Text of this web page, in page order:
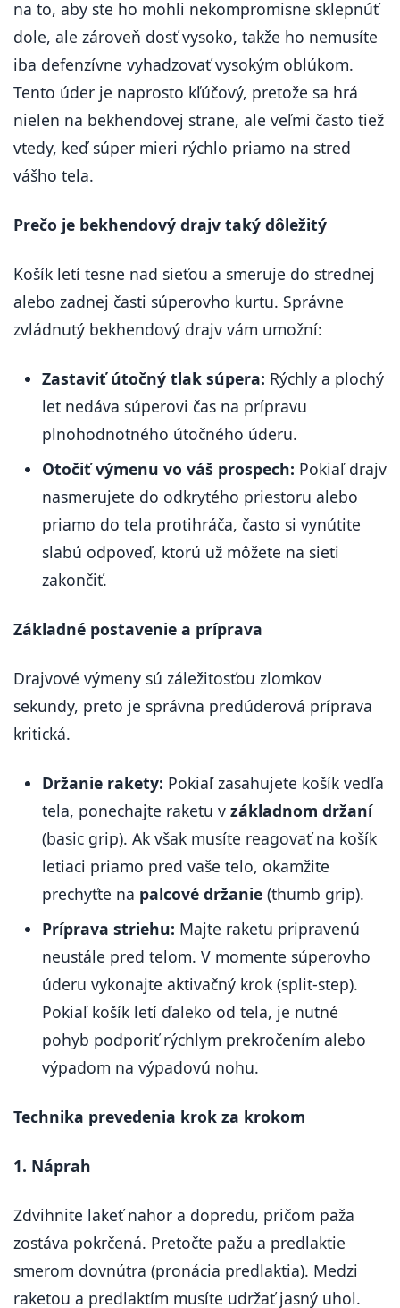
na to, aby ste ho mohli nekompromisne sklepnúť
dole, ale zároveň dosť vysoko, takže ho nemusíte
iba defenzívne vyhadzovať vysokým oblúkom.
Tento úder je naprosto kľúčový, pretože sa hrá
nielen na bekhendovej strane, ale veľmi často tiež
vtedy, keď súper mieri rýchlo priamo na stred
vášho tela.
Prečo je bekhendový drajv taký dôležitý
Košík letí tesne nad sieťou a smeruje do strednej
alebo zadnej časti súperovho kurtu. Správne
zvládnutý bekhendový drajv vám umožní:
Zastaviť útočný tlak súpera: Rýchly a plochý
let nedáva súperovi čas na prípravu
plnohodnotného útočného úderu.
Otočiť výmenu vo váš prospech: Pokiaľ drajv
nasmerujete do odkrytého priestoru alebo
priamo do tela protihráča, často si vynútite
slabú odpoveď, ktorú už môžete na sieti
zakončiť.
Základné postavenie a príprava
Drajvové výmeny sú záležitosťou zlomkov
sekundy, preto je správna predúderová príprava
kritická.
Držanie rakety: Pokiaľ zasahujete košík vedľa
tela, ponechajte raketu v základnom držaní
(basic grip). Ak však musíte reagovať na košík
letiaci priamo pred vaše telo, okamžite
prechyťte na palcové držanie (thumb grip).
Príprava striehu: Majte raketu pripravenú
neustále pred telom. V momente súperovho
úderu vykonajte aktivačný krok (split-step).
Pokiaľ košík letí ďaleko od tela, je nutné
pohyb podporiť rýchlym prekročením alebo
výpadom na výpadovú nohu.
Technika prevedenia krok za krokom
1. Náprah
Zdvihnite lakeť nahor a dopredu, pričom paža
zostáva pokrčená. Pretočte pažu a predlaktie
smerom dovnútra (pronácia predlaktia). Medzi
raketou a predlaktím musíte udržať jasný uhol.